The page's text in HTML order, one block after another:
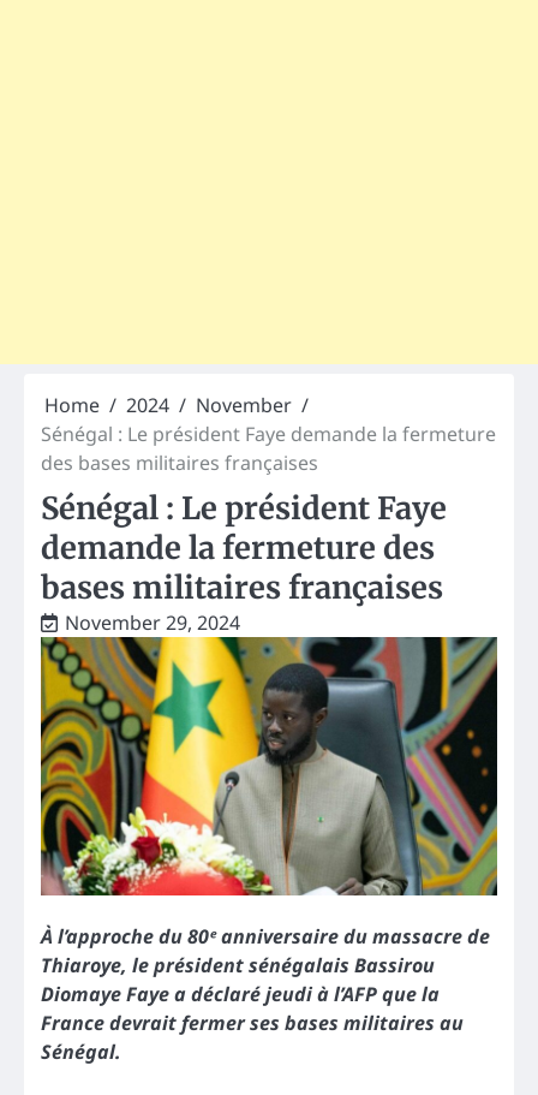
Home 2024
November
Sénégal : Le président Faye demande la fermeture
des bases militaires françaises
Sénégal : Le président Faye
demande la fermeture des
bases militaires françaises
November 29, 2024
À l’approche du 80ᵉ anniversaire du massacre de
Thiaroye, le président sénégalais Bassirou
Diomaye Faye a déclaré jeudi à l’AFP que la
France devrait fermer ses bases militaires au
Sénégal.